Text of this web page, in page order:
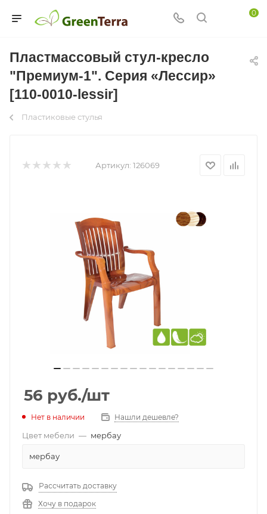
0
Пластмассовый стул-кресло
"Премиум-1". Серия «Лессир»
[110-0010-lessir]
Пластиковые стулья
Артикул: 126069
56 руб./шт
Нет в наличии Нашли дешевле?
Цвет мебели — мербау
мербау
Рассчитать доставку
Хочу в подарок